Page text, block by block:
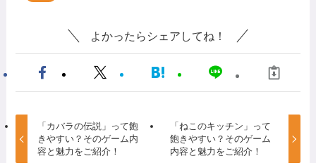
よかったらシェアしてね！
「カバラの伝説」って飽
きやすい？そのゲーム内
容と魅力をご紹介！
「ねこのキッチン」って
飽きやすい？そのゲーム
内容と魅力をご紹介！